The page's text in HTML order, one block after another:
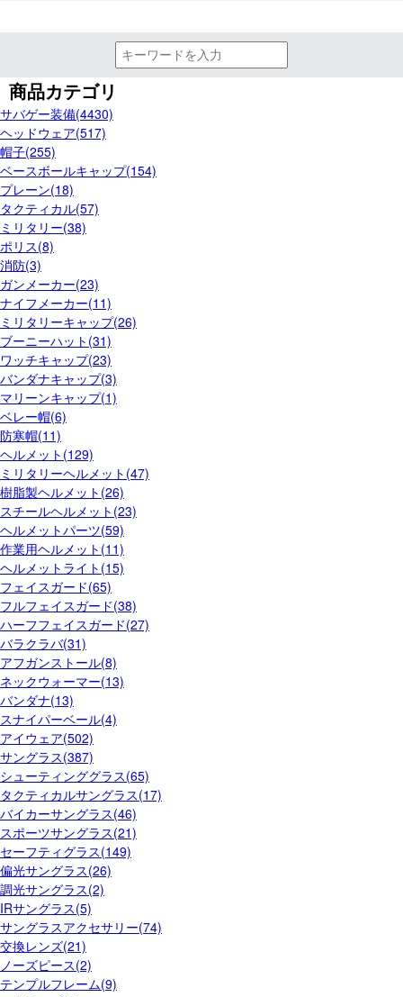
商品カテゴリ
サバゲー装備(4430)
ヘッドウェア(517)
帽子(255)
ベースボールキャップ(154)
プレーン(18)
タクティカル(57)
ミリタリー(38)
ポリス(8)
消防(3)
ガンメーカー(23)
ナイフメーカー(11)
ミリタリーキャップ(26)
ブーニーハット(31)
ワッチキャップ(23)
バンダナキャップ(3)
マリーンキャップ(1)
ベレー帽(6)
防寒帽(11)
ヘルメット(129)
ミリタリーヘルメット(47)
樹脂製ヘルメット(26)
スチールヘルメット(23)
ヘルメットパーツ(59)
作業用ヘルメット(11)
ヘルメットライト(15)
フェイスガード(65)
フルフェイスガード(38)
ハーフフェイスガード(27)
バラクラバ(31)
アフガンストール(8)
ネックウォーマー(13)
バンダナ(13)
スナイパーベール(4)
アイウェア(502)
サングラス(387)
シューティンググラス(65)
タクティカルサングラス(17)
バイカーサングラス(46)
スポーツサングラス(21)
セーフティグラス(149)
偏光サングラス(26)
調光サングラス(2)
IRサングラス(5)
サングラスアクセサリー(74)
交換レンズ(21)
ノーズピース(2)
テンプルフレーム(9)